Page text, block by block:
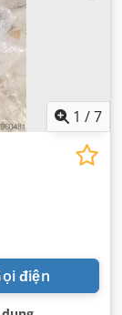
1 /7
điện